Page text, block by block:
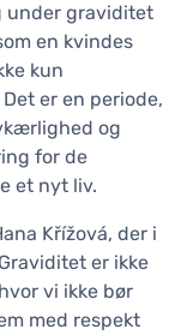
under graviditet
en kvindes
kun
er en periode,
og
for de
et nyt liv.
Křížová, der i
er ikke
vi ikke bør
med respekt